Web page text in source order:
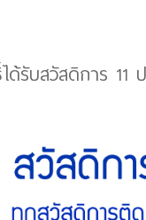
บสวัสดิการ 11